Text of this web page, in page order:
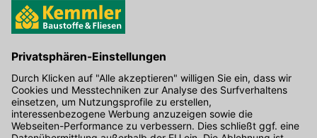
Hier gibt's die kostenlose App
Kontakt
Unser Onlineshop Team ist montags bis freitags von 08:00 - 17:00